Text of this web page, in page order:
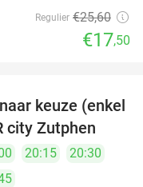
Regulier €25,60
€17,50
35%
keuze (enkel
city Zutphen
20:15
20:30